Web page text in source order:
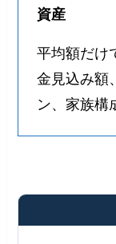
資産
平均額だけ
金見込み額
ン、家族構